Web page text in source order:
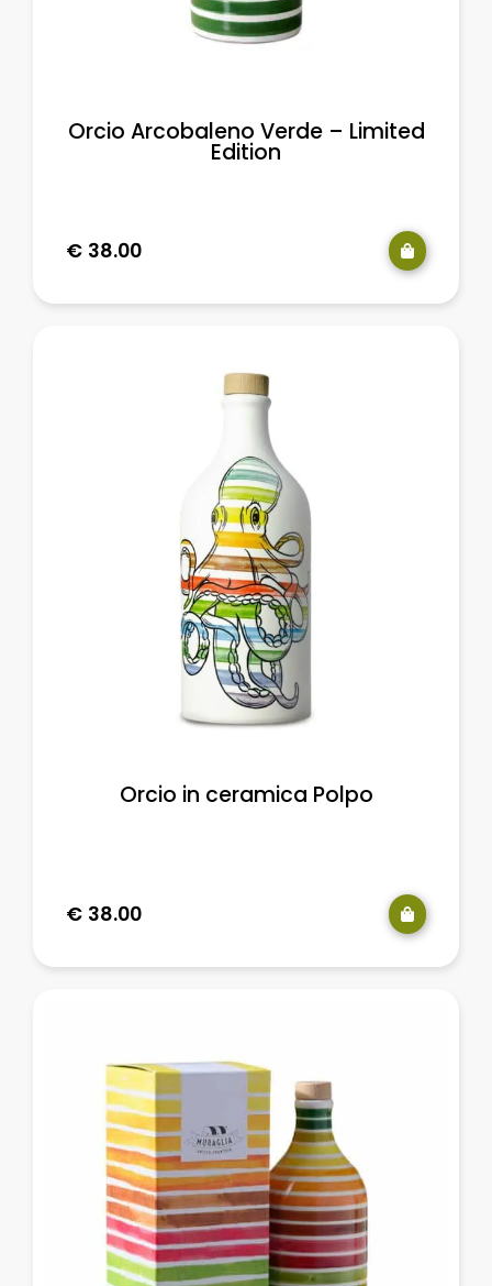
Orcio Arcobaleno Verde – Limited
Edition
€ 38.00
Orcio in ceramica Polpo
€ 38.00